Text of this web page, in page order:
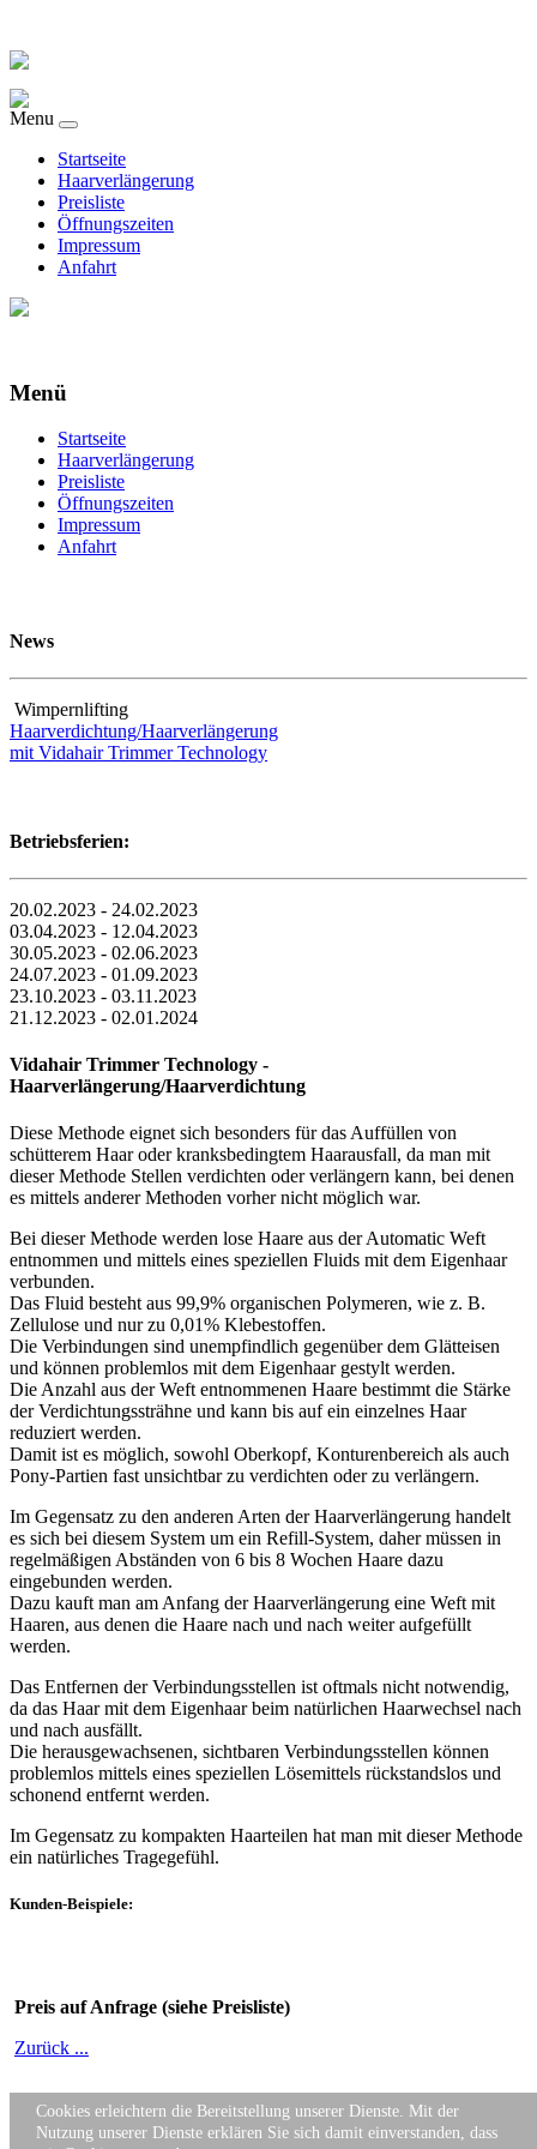
Menu
Startseite
Haarverlängerung
Preisliste
Öffnungszeiten
Impressum
Anfahrt
Menü
Startseite
Haarverlängerung
Preisliste
Öffnungszeiten
Impressum
Anfahrt
News
Wimpernlifting
Haarverdichtung/Haarverlängerung
mit Vidahair Trimmer Technology
Betriebsferien:
20.02.2023 - 24.02.2023
03.04.2023 - 12.04.2023
30.05.2023 - 02.06.2023
24.07.2023 - 01.09.2023
23.10.2023 - 03.11.2023
21.12.2023 - 02.01.2024
Vidahair Trimmer Technology -
Haarverlängerung/Haarverdichtung
Diese Methode eignet sich besonders für das Auffüllen von
schütterem Haar oder kranksbedingtem Haarausfall, da man mit
dieser Methode Stellen verdichten oder verlängern kann, bei denen
es mittels anderer Methoden vorher nicht möglich war.
Bei dieser Methode werden lose Haare aus der Automatic Weft
entnommen und mittels eines speziellen Fluids mit dem Eigenhaar
verbunden.
Das Fluid besteht aus 99,9% organischen Polymeren, wie z. B.
Zellulose und nur zu 0,01% Klebestoffen.
Die Verbindungen sind unempfindlich gegenüber dem Glätteisen
und können problemlos mit dem Eigenhaar gestylt werden.
Die Anzahl aus der Weft entnommenen Haare bestimmt die Stärke
der Verdichtungssträhne und kann bis auf ein einzelnes Haar
reduziert werden.
Damit ist es möglich, sowohl Oberkopf, Konturenbereich als auch
Pony-Partien fast unsichtbar zu verdichten oder zu verlängern.
Im Gegensatz zu den anderen Arten der Haarverlängerung handelt
es sich bei diesem System um ein Refill-System, daher müssen in
regelmäßigen Abständen von 6 bis 8 Wochen Haare dazu
eingebunden werden.
Dazu kauft man am Anfang der Haarverlängerung eine Weft mit
Haaren, aus denen die Haare nach und nach weiter aufgefüllt
werden.
Das Entfernen der Verbindungsstellen ist oftmals nicht notwendig,
da das Haar mit dem Eigenhaar beim natürlichen Haarwechsel nach
und nach ausfällt.
Die herausgewachsenen, sichtbaren Verbindungsstellen können
problemlos mittels eines speziellen Lösemittels rückstandslos und
schonend entfernt werden.
Im Gegensatz zu kompakten Haarteilen hat man mit dieser Methode
ein natürliches Tragegefühl.
Kunden-Beispiele:
Preis auf Anfrage (siehe Preisliste)
Zurück ...
Copyright © 2026 dein-friseur.saarland. All Right Reserved.
Cookies erleichtern die Bereitstellung unserer Dienste. Mit der
Nutzung unserer Dienste erklären Sie sich damit einverstanden, dass